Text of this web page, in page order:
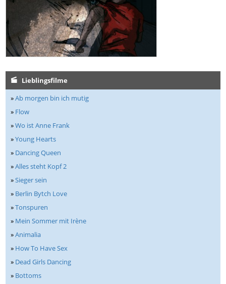
Lieblingsfilme
»Ab morgen bin ich mutig
» Flow
»Wo ist Anne Frank
»Young Hearts
» Dancing Queen
»Alles steht Kopf 2
»Sieger sein
» Berlin Bytch Love
»Tonspuren
» Mein Sommer mit Irène
»Animalia
» How To Have Sex
» Dead Girls Dancing
» Bottoms